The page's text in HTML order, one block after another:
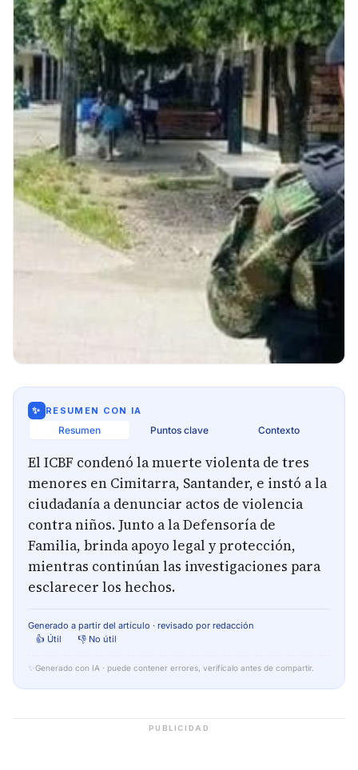
✨ RESUMEN CON IA
Resumen Puntos clave Contexto
El ICBF condenó la muerte violenta de tres
menores en Cimitarra, Santander, e instó a la
ciudadanía a denunciar actos de violencia
contra niños. Junto a la Defensoría de
Familia, brinda apoyo legal y protección,
mientras continúan las investigaciones para
esclarecer los hechos.
Generado a partir del artículo · revisado por redacción
👍 Útil
👎 No útil
✨ Generado con IA · puede contener errores, verifícalo antes de compartir.
PUBLICIDAD